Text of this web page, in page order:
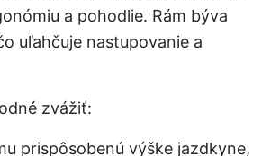
a pohodlie. Rám býva
uľahčuje nastupovanie a
zvážiť:
prispôsobenú výške jazdkyne,